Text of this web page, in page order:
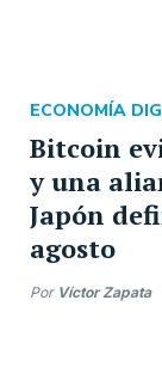
Bitcoin
y una
Japón
agosto
ECONOMÍA
Por Víctor Zapata